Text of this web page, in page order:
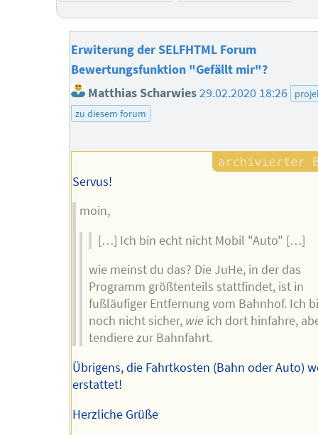
Erwiterung der SELFHTML Forum
Bewertungsfunktion "Gefällt mir"?
Matthias Scharwies 29.02.2020 18:26
zu diesem forum
Servus!
moin,
[…] Ich bin echt nicht Mobil "Auto" […]
wie meinst du das? Die JuHe, in der das
Programm größtenteils stattfindet, ist in
fußläufiger Entfernung vom Bahnhof. Ich
noch nicht sicher, wie ich dort hinfahre,
tendiere zur Bahnfahrt.
Übrigens, die Fahrtkosten (Bahn oder Auto)
erstattet!
Herzliche Grüße